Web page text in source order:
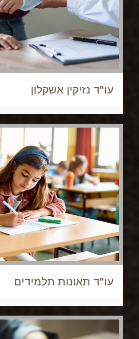
עו"ד נזיקין אשקלון
עו"ד תאונות תלמידים